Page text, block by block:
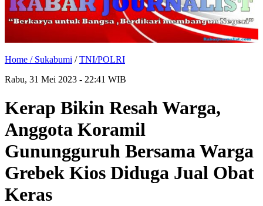
Home / Sukabumi /TNI/POLRI
Rabu, 31 Mei 2023 - 22:41 WIB
Kerap Bikin Resah Warga,
Anggota Koramil
Gunungguruh Bersama Warga
Grebek Kios Diduga Jual Obat
Keras